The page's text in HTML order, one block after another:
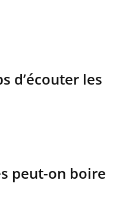
d’écouter les
peut-on boire